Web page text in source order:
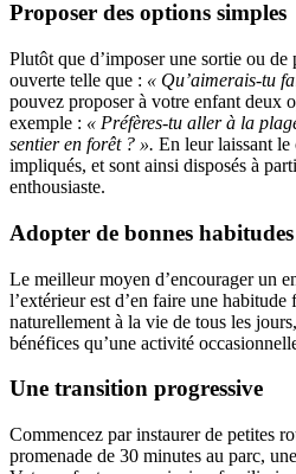
Proposer des options simples
Plutôt que d’imposer une sortie ou de
ouverte telle que : « Qu’aimerais-tu
pouvez proposer à votre enfant deux
exemple : « Préfères-tu aller à la
sentier en forêt ? ». En leur laissant le
impliqués, et sont ainsi disposés à
enthousiaste.
Adopter de bonnes habitudes
Le meilleur moyen d’encourager un
l’extérieur est d’en faire une
naturellement à la vie de tous les
bénéfices qu’une activité
Une transition progressive
Commencez par instaurer de petites
promenade de 30 minutes au parc,